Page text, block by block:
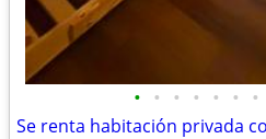
• • • • • • •